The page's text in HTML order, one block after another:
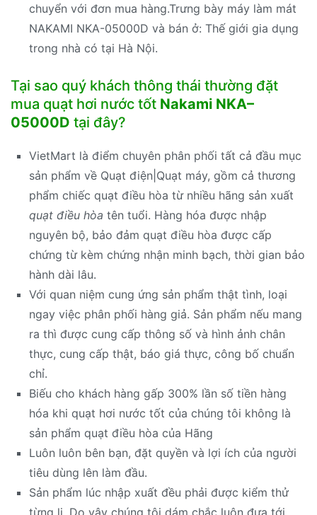
chuyển với đơn mua hàng.Trưng bày máy làm mát
NAKAMI NKA-05000D và bán ở: Thế giới gia dụng
trong nhà có tại Hà Nội.
Tại sao quý khách thông thái thường đặt
mua quạt hơi nước tốt Nakami NKA–
05000D tại đây?
VietMart là điểm chuyên phân phối tất cả đầu mục
sản phẩm về Quạt điện|Quạt máy, gồm cả thương
phẩm chiếc quạt điều hòa từ nhiều hãng sản xuất
quạt điều hòa tên tuổi. Hàng hóa được nhập
nguyên bộ, bảo đảm quạt điều hòa được cấp
chứng từ kèm chứng nhận minh bạch, thời gian bảo
hành dài lâu.
Với quan niệm cung ứng sản phẩm thật tình, loại
ngay việc phân phối hàng giả. Sản phẩm nếu mang
ra thì được cung cấp thông số và hình ảnh chân
thực, cung cấp thật, báo giá thực, công bố chuẩn
chỉ.
Biếu cho khách hàng gấp 300% lần số tiền hàng
hóa khi quạt hơi nước tốt của chúng tôi không là
sản phẩm quạt điều hòa của Hãng
Luôn luôn bên bạn, đặt quyền và lợi ích của người
tiêu dùng lên làm đầu.
Sản phẩm lúc nhập xuất đều phải được kiểm thử
từng li. Do vậy chúng tôi dám chắc luôn đưa tới